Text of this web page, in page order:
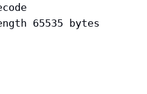
65535 bytes